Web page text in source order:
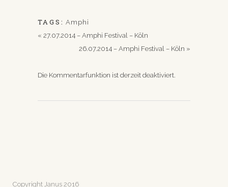
TAGS: Amphi
« 27.07.2014 – Amphi Festival – Köln
26.07.2014 – Amphi Festival – Köln »
Die Kommentarfunktion ist derzeit deaktiviert.
Copyright Janus 2016